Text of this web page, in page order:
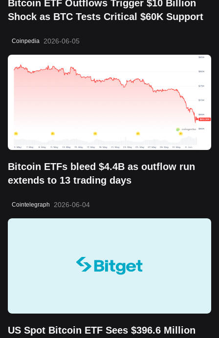
Bitcoin ETF Outflows Trigger $10 Billion
Shock as BTC Tests Critical $60K Support
Coinpedia 2026-06-05
Bitcoin ETFs bleed $4.4B as outflow run
extends to 13 trading days
Cointelegraph 2026-06-04
US Spot Bitcoin ETF Sees $396.6 Million